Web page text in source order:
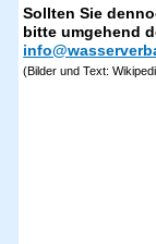
Sollten Sie
bitte umgehend
(Bilder und Text: